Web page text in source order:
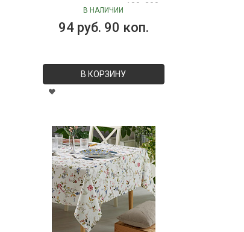
полиэстер, размер: 180х200
В НАЛИЧИИ
94 руб. 90 коп.
В КОРЗИНУ